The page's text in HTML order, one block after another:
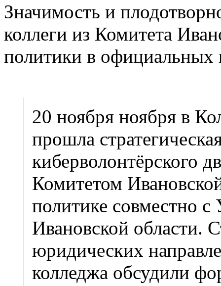
Значимость и
коллеги из Комитета
политики в официальных
20 ноября ноября в
прошла
киберволонтёрского
Комитетом
политике совместно
Ивановской области.
юридических
колледжа обсудили